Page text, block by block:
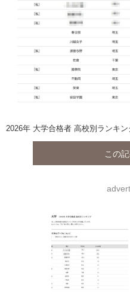
2026年 大学合格者 高校別ランキン
この